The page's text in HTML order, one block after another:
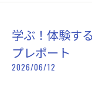
学ぶ！体験す
プレポート
2026/06/12